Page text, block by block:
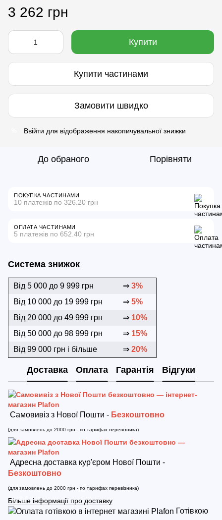
3 262 грн
Купити
Купити частинами
Замовити швидко
Ввійти для відображення накопичувальної знижки
До обраного Порівняти
ПОКУПКА ЧАСТИНАМИ
10 платежів по 326.20 грн
ОПЛАТА ЧАСТИНАМИ
5 платежів по 652.40 грн
Система знижок
Від 5 000 до 9 999 грн ⇒ 3%
Від 10 000 до 19 999 грн
⇒ 5%
Від 20 000 до 49 999 грн
⇒ 10%
Від 50 000 до 98 999 грн
⇒ 15%
Від 99 000 грн і більше
⇒ 20%
Доставка Оплата Гарантія Відгуки
Самовивіз з Нової Пошти - Безкоштовно
(для замовлень до 2000 грн - по тарифах перевізника)
Адресна доставка кур'єром Нової Пошти -
Безкоштовно
(для замовлень до 2000 грн - по тарифах перевізника)
Більше інформації про доставку
Готівкою